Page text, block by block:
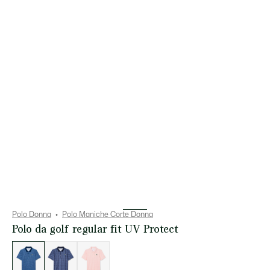
Polo Donna Polo Maniche Corte Donna
Polo da golf regular fit UV Protect
delle
varianti